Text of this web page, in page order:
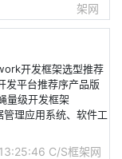
架网
开发框架选型推荐
发平台推荐序产品版
量级开发框架
理应用系统、软件工
C/S框架网